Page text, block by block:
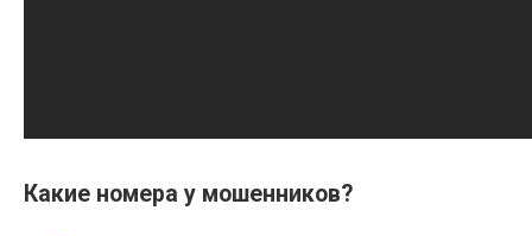
Какие номера у мошенников?